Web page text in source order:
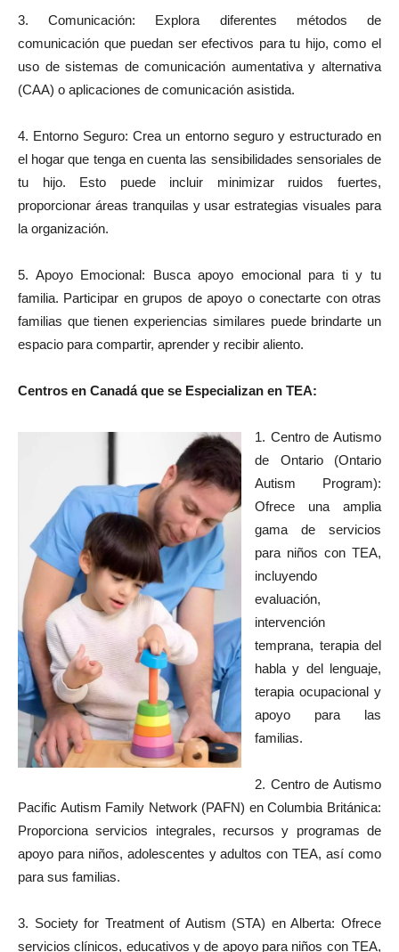
3. Comunicación: Explora diferentes métodos de
comunicación que puedan ser efectivos para tu hijo, como el
uso de sistemas de comunicación aumentativa y alternativa
(CAA) o aplicaciones de comunicación asistida.
4. Entorno Seguro: Crea un entorno seguro y estructurado en
el hogar que tenga en cuenta las sensibilidades sensoriales de
tu hijo. Esto puede incluir minimizar ruidos fuertes,
proporcionar áreas tranquilas y usar estrategias visuales para
la organización.
5. Apoyo Emocional: Busca apoyo emocional para ti y tu
familia. Participar en grupos de apoyo o conectarte con otras
familias que tienen experiencias similares puede brindarte un
espacio para compartir, aprender y recibir aliento.
Centros en Canadá que se Especializan en TEA:
1. Centro de Autismo
de Ontario (Ontario
Autism Program):
Ofrece una amplia
gama de servicios
para niños con TEA,
incluyendo
evaluación,
intervención
temprana, terapia del
habla y del lenguaje,
terapia ocupacional y
apoyo para las
familias.
2. Centro de Autismo
Pacific Autism Family Network (PAFN) en Columbia Británica:
Proporciona servicios integrales, recursos y programas de
apoyo para niños, adolescentes y adultos con TEA, así como
para sus familias.
3. Society for Treatment of Autism (STA) en Alberta: Ofrece
servicios clínicos, educativos y de apoyo para niños con TEA,